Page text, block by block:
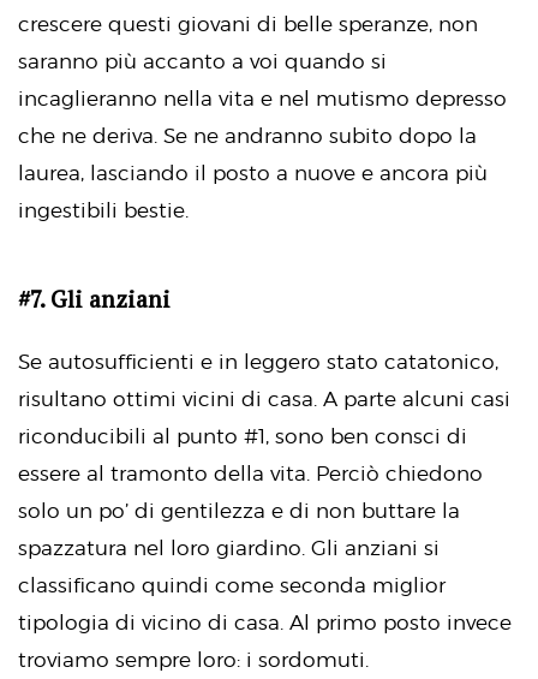
crescere questi giovani di belle speranze, non
saranno più accanto a voi quando si
incaglieranno nella vita e nel mutismo depresso
che ne deriva. Se ne andranno subito dopo la
laurea, lasciando il posto a nuove e ancora più
ingestibili bestie.
#7. Gli anziani
Se autosufficienti e in leggero stato catatonico,
risultano ottimi vicini di casa. A parte alcuni casi
riconducibili al punto #1, sono ben consci di
essere al tramonto della vita. Perciò chiedono
solo un po’ di gentilezza e di non buttare la
spazzatura nel loro giardino. Gli anziani si
classificano quindi come seconda miglior
tipologia di vicino di casa. Al primo posto invece
troviamo sempre loro: i sordomuti.